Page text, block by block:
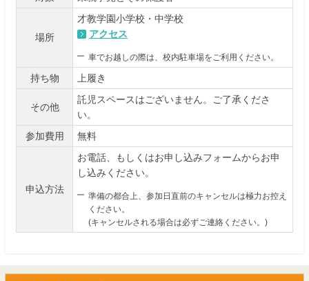
場所
才教学園小学校・中学校
アクセス
車でお越しの際は、校内駐車場をご利用ください。
持ち物 上履き
その他
託児スペースはございません。ご了承くださ
い。
参加費用
無料
申込方法
お電話、もしくはお申し込みフォームからお申
し込みください。
準備の都合上、参加日直前のキャンセルは極力お控え
ください。
(キャンセルされる場合は必ずご連絡ください。)